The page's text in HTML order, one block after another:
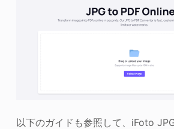
以下のガイドも参照して、iFoto